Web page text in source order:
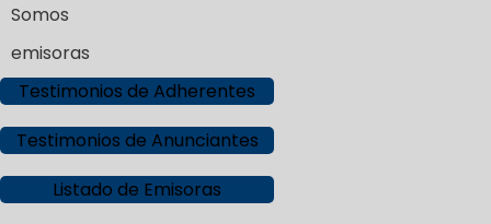
Somos
emisoras
Testimonios de Adherentes
Testimonios de Anunciantes
Listado de Emisoras